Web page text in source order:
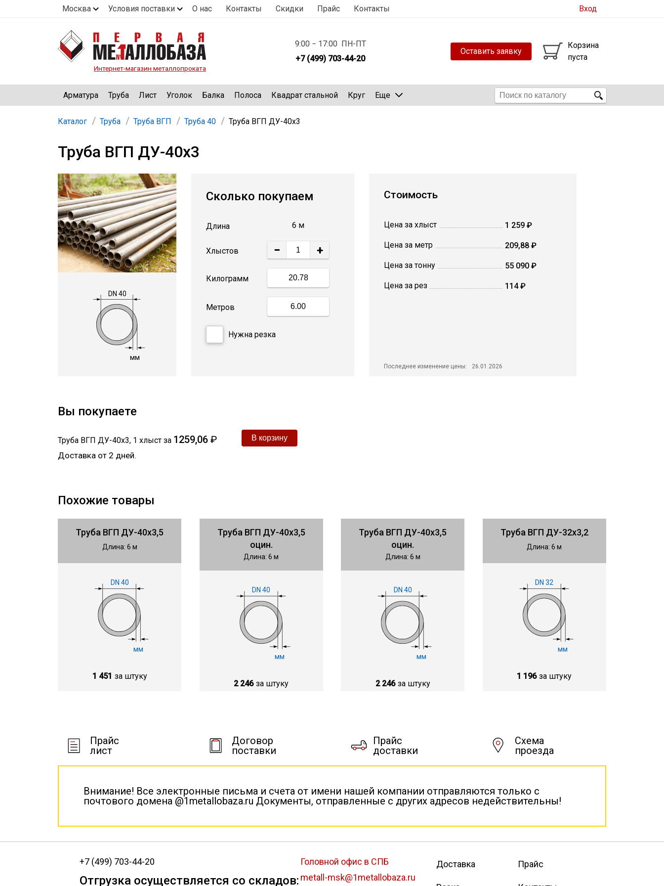
Москва Условия поставки О нас Контакты Скидки Прайс Контакты Вход
Интернет-магазин металлопроката
9:00 − 17:00 ПН-ПТ
+7 (499) 703-44-20
Корзина
пуста
Оставить заявку
Арматура Труба Лист Уголок Балка Полоса Квадрат стальной Круг Еще
Каталог Труба Труба ВГП Труба 40 Труба ВГП ДУ-40х3
Труба ВГП ДУ-40х3
DN 40
мм
Сколько покупаем
Длина 6 м
Хлыстов − +
Килограмм
Метров
Нужна резка
Стоимость
Цена за хлыст 1 259 ₽
Цена за метр 209,88 ₽
Цена за тонну 55 090 ₽
Цена за рез 114 ₽
Последнее изменение цены: 26.01.2026
Вы покупаете
Труба ВГП ДУ-40х3, 1 хлыст за 1259,06 ₽
Доставка от 2 дней.
Похожие товары
Труба ВГП ДУ-40х3,5
Длина: 6 м
DN 40
мм
1 451 за штуку
Труба ВГП ДУ-40х3,5
оцин.
Длина: 6 м
DN 40
мм
2 246 за штуку
Труба ВГП ДУ-40х3,5
оцин.
Длина: 6 м
DN 40
мм
2 246 за штуку
Труба ВГП ДУ-32х3,2
Длина: 6 м
DN 32
мм
1 196 за штуку
Прайс
лист
Договор
поставки
Прайс
доставки
Схема
проезда
Внимание! Все электронные письма и счета от имени нашей компании отправляются только с
почтового домена @1metallobaza.ru Документы, отправленные с других адресов недействительны!
+7 (499) 703-44-20
Отгрузка осуществляется со складов:
Головной офис в СПБ
metall-msk@1metallobaza.ru
Доставка Прайс